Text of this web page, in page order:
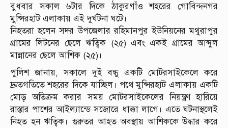
বুধবার সকাল ৬টার দিকে ঠাকুরগাঁও শহরের গোবিন্দনগর
মুন্সিরহাট এলাকায় এই দুর্ঘটনা ঘটে।
নিহতরা হলেন সদর উপজেলার রহিমানপুর ইউনিয়নের মথুরাপুর
গ্রামের লিটনের ছেলে ঋত্বিক (২৫) এবং একই গ্রামের আব্দুল
মান্নানের ছেলে আশিক (২৫)।
পুলিশ জানায়, সকালে দুই বন্ধু একটি মোটরসাইকেলে করে
দ্রুতগতিতে শহরের দিকে যাচ্ছিল। পথে মুন্সিরহাট এলাকায় একটি
মোড় অতিক্রম করার সময় মোটরসাইকেলের নিয়ন্ত্রণ হারিয়ে
রাস্তার পাশের আইল্যান্ডে সজোরে ধাক্কা লাগে। এতে ঘটনাস্থলেই
নিহত হন ঋত্বিক। গুরুতর আহত অবস্থায় আশিককে উদ্ধার করে